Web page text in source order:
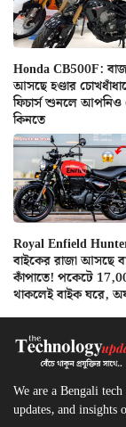
Honda CB500F:
আসছে হণ্ডার
ফিচার্স শুনলে
কিনতে
Royal Enfield
বাইকের রাজা আসছে
কাঁপাতে! পকেটে
থাকলেই বাইক ঘরে,
We are a Bengali
updates, and insights